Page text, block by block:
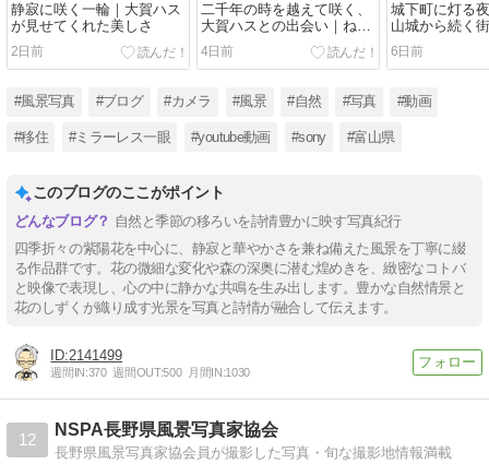
静寂に咲く一輪｜大賀ハス
が見せてくれた美しさ
2日前
二千年の時を越えて咲く、
大賀ハスとの出会い｜ねい
の里
4日前
城下町に灯る
山城から続く
6日前
#風景写真 #ブログ #カメラ #風景 #自然 #写真 #動画
#移住 #ミラーレス一眼 #youtube動画 #sony #富山県
このブログのここがポイント
自然と季節の移ろいを詩情豊かに映す写真紀行
四季折々の紫陽花を中心に、静寂と華やかさを兼ね備えた風景を丁寧に綴
る作品群です。花の微細な変化や森の深奥に潜む煌めきを、緻密なコトバ
と映像で表現し、心の中に静かな共鳴を生み出します。豊かな自然情景と
花のしずくが織り成す光景を写真と詩情が融合して伝えます。
2141499
週間IN:370 週間OUT:500 月間IN:1030
12
NSPA長野県風景写真家協会
長野県風景写真家協会員が撮影した写真・旬な撮影地情報満載